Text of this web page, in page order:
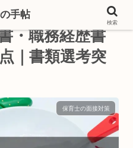
・職務経歴書
｜書類選考突
保育士の面接対策
手帖
検索